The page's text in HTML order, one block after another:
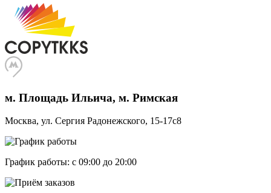
м. Площадь Ильича, м. Римская
Москва, ул. Сергия Радонежского, 15-17с8
График работы: с 09:00 до 20:00